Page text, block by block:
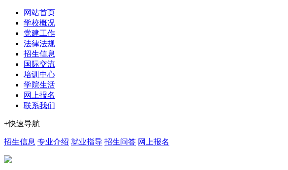
网站首页
学校概况
党建工作
法律法规
招生信息
国际交流
培训中心
学院生活
网上报名
联系我们
+快速导航
招生信息 专业介绍 就业指导 招生问答 网上报名